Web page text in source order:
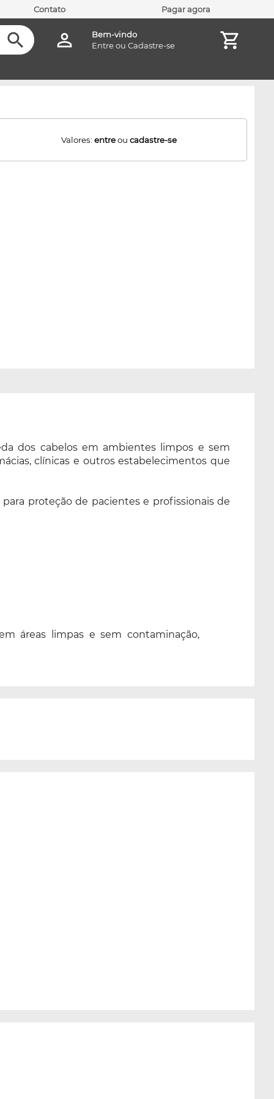
Contato Pagar agora
Bem-vindo
Entreou Cadastre-se
Valores:entreoucadastre-se
dos cabelos em ambientes limpos e sem
clínicas e outros estabelecimentos que
proteção de pacientes e profissionais de
áreas limpas e sem contaminação,